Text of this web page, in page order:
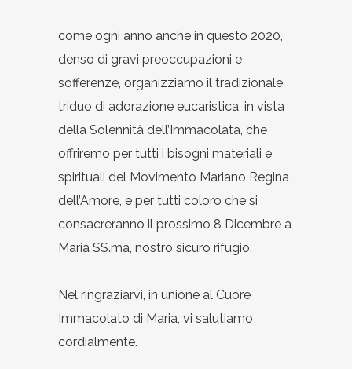
come ogni anno anche in questo 2020,
denso di gravi preoccupazioni e
sofferenze, organizziamo il tradizionale
triduo di adorazione eucaristica, in vista
della Solennità dell’Immacolata, che
offriremo per tutti i bisogni materiali e
spirituali del Movimento Mariano Regina
dell’Amore, e per tutti coloro che si
consacreranno il prossimo 8 Dicembre a
Maria SS.ma, nostro sicuro rifugio.
Nel ringraziarvi, in unione al Cuore
Immacolato di Maria, vi salutiamo
cordialmente.